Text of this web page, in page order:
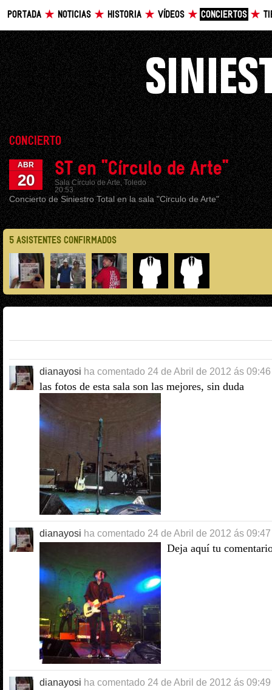
PORTADA NOTICIAS HISTORIA VÍDEOS CONCIERTOS
CONCIERTO
ABR
20
ST en "Círculo de Arte"
Sala Círculo de Arte, Toledo
20:53
Concierto de Siniestro Total en la sala "Circulo de Arte"
5 ASISTENTES CONFIRMADOS
dianayosi ha comentado 24 de Abril de 2012 ás 09:46
las fotos de esta sala son las mejores, sin duda
dianayosi ha comentado 24 de Abril de 2012 ás 09:47
Deja aquí tu
dianayosi ha comentado 24 de Abril de 2012 ás 09:49